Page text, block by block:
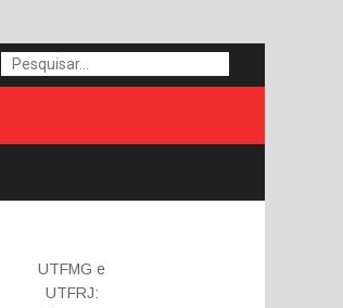
UTFMG e
UTFRJ: